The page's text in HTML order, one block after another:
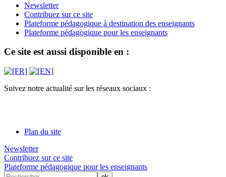
Newsletter
Contribuez sur ce site
Plateforme pédagogique à destination des enseignants
Plateforme pédagogique pour les enseignants
Ce site est aussi disponible en :
Suivez notre actualité sur les réseaux sociaux :
Plan du site
Newsletter
Contribuez sur ce site
Plateforme pédagogique pour les enseignants